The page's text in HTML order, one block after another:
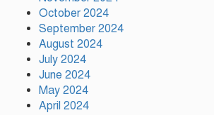
দুর্গাপূজায় আসছে
রেকর্ড সম্পন্ন
October 2024
September 2024
August 2024
July 2024
June 2024
May 2024
April 2024